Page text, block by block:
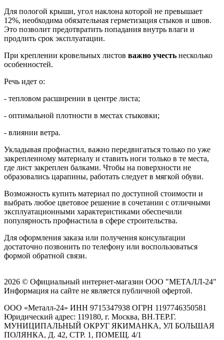
Для пологой крыши, угол наклона которой не превышает
12%, необходима обязательная герметизация стыков и швов.
Это позволит предотвратить попадания внутрь влаги и
продлить срок эксплуатации.
При креплении кровельных листов важно учесть несколько
особенностей.
Речь идет о:
- тепловом расширении в центре листа;
- оптимальной плотности в местах стыковки;
- влиянии ветра.
Укладывая профнастил, важно передвигаться только по уже
закрепленному материалу и ставить ноги только в те места,
где лист закреплен балками. Чтобы на поверхности не
образовались царапины, работать следует в мягкой обуви.
Возможность купить материал по доступной стоимости и
выбрать любое цветовое решение в сочетании с отличными
эксплуатационными характеристиками обеспечили
популярность профнастила в сфере строительства.
Для оформления заказа или получения консультации
достаточно позвонить по телефону или воспользоваться
формой обратной связи.
2026 © Официальный интернет-магазин ООО "МЕТАЛЛ-24"
Информация на сайте не является публичной офертой.
ООО «Металл-24» ИНН 9715347938 ОГРН 1197746350581
Юридический адрес: 119180, г. Москва, ВН.ТЕР.Г.
МУНИЦИПАЛЬНЫЙ ОКРУГ ЯКИМАНКА, УЛ БОЛЬШАЯ
ПОЛЯНКА, Д. 42, СТР. 1, ПОМЕЩ. 4/1